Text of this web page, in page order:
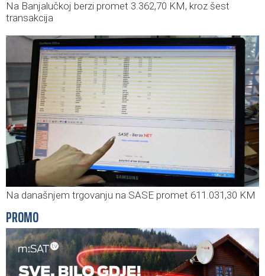
Na Banjalučkoj berzi promet 3.362,70 KM, kroz šest
transakcija
Na današnjem trgovanju na SASE promet 611.031,30 KM
PROMO